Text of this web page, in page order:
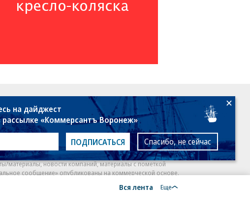
Вся лента Еще
18+
материалы, новости компаний, материалы с пометкой
сообщение» опубликованы на коммерческой основе.
рекомендательные технологии. Подробнее
на дайджест
рассылке «Коммерсантъ Воронеж»
ПОДПИСАТЬСЯ Спасибо, не сейчас